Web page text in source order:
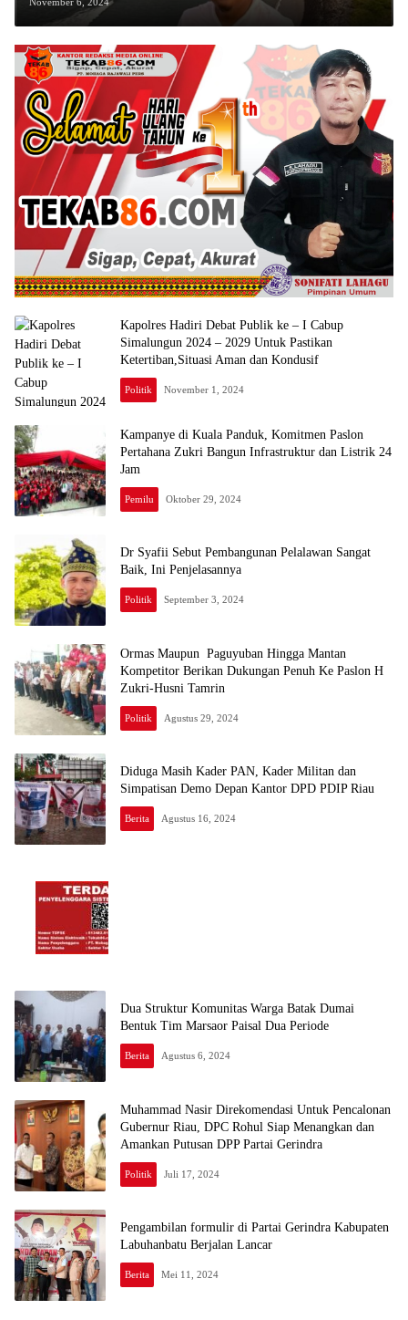
Kesehatan
Kapolres Hadiri Debat Publik ke – I Cabup
Simalungun 2024 – 2029 Untuk Pastikan
Ketertiban,Situasi Aman dan Kondusif
Politik November 1, 2024
Kampanye di Kuala Panduk, Komitmen Paslon
Pertahana Zukri Bangun Infrastruktur dan Listrik 24
Jam
Pemilu Oktober 29, 2024
Dr Syafii Sebut Pembangunan Pelalawan Sangat
Baik, Ini Penjelasannya
Politik September 3, 2024
Ormas Maupun Paguyuban Hingga Mantan
Kompetitor Berikan Dukungan Penuh Ke Paslon H
Zukri-Husni Tamrin
Politik Agustus 29, 2024
Diduga Masih Kader PAN, Kader Militan dan
Simpatisan Demo Depan Kantor DPD PDIP Riau
Berita Agustus 16, 2024
Dua Struktur Komunitas Warga Batak Dumai
Bentuk Tim Marsaor Paisal Dua Periode
Berita Agustus 6, 2024
Muhammad Nasir Direkomendasi Untuk Pencalonan
Gubernur Riau, DPC Rohul Siap Menangkan dan
Amankan Putusan DPP Partai Gerindra
Politik Juli 17, 2024
Pengambilan formulir di Partai Gerindra Kabupaten
Labuhanbatu Berjalan Lancar
Berita Mei 11, 2024